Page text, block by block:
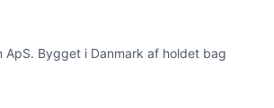
ApS. Bygget i Danmark af holdet bag